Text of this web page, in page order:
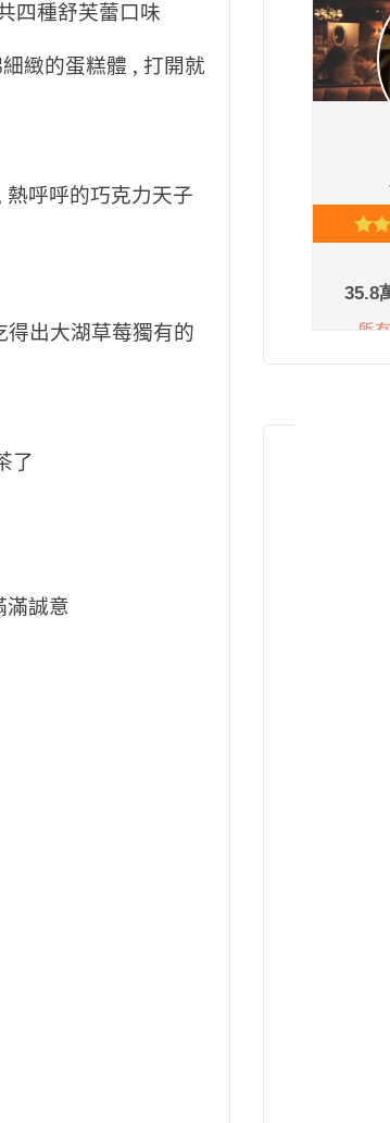
四種舒芙蕾口味
緻的蛋糕體 , 打開就
呼呼的巧克力天子
得出大湖草莓獨有的
了
滿誠意